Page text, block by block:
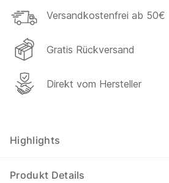
Versandkostenfrei ab 50€
Gratis Rückversand
Direkt vom Hersteller
Highlights
Produkt Details